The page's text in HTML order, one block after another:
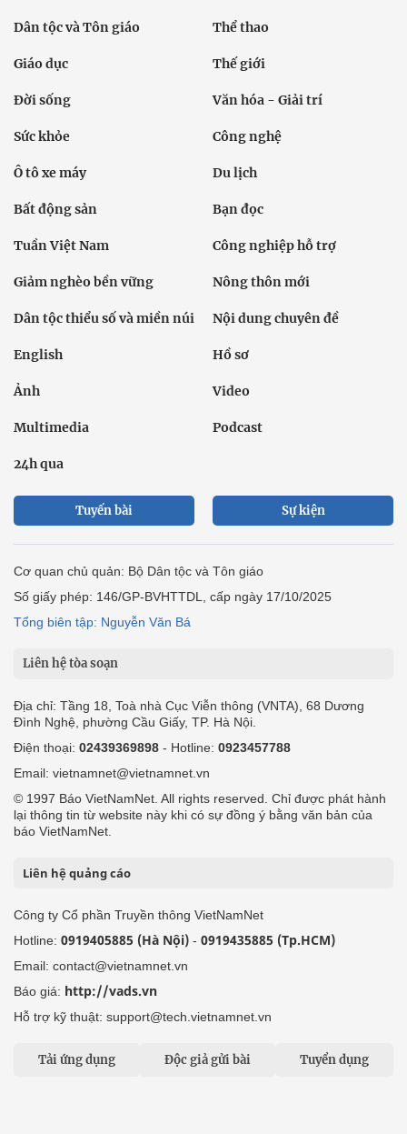
Dân tộc và Tôn giáo Thể thao
Giáo dục Thế giới
Đời sống Văn hóa - Giải trí
Sức khỏe Công nghệ
Ô tô xe máy Du lịch
Bất động sản Bạn đọc
Tuần Việt Nam Công nghiệp hỗ trợ
Giảm nghèo bền vững Nông thôn mới
Dân tộc thiểu số và miền núi Nội dung chuyên đề
English Hồ sơ
Ảnh Video
Multimedia Podcast
24h qua
Tuyến bài Sự kiện
Cơ quan chủ quản: Bộ Dân tộc và Tôn giáo
Số giấy phép: 146/GP-BVHTTDL, cấp ngày 17/10/2025
Tổng biên tập: Nguyễn Văn Bá
Liên hệ tòa soạn
Địa chỉ: Tầng 18, Toà nhà Cục Viễn thông (VNTA), 68 Dương
Đình Nghệ, phường Cầu Giấy, TP. Hà Nội.
Điện thoại: 02439369898 - Hotline: 0923457788
Email: vietnamnet@vietnamnet.vn
© 1997 Báo VietNamNet. All rights reserved. Chỉ được phát hành
lại thông tin từ website này khi có sự đồng ý bằng văn bản của
báo VietNamNet.
Liên hệ quảng cáo
Công ty Cổ phần Truyền thông VietNamNet
Hotline: 0919405885 (Hà Nội) - 0919435885 (Tp.HCM)
Email: contact@vietnamnet.vn
Báo giá: http://vads.vn
Hỗ trợ kỹ thuật: support@tech.vietnamnet.vn
Tải ứng dụng Độc giả gửi bài Tuyển dụng